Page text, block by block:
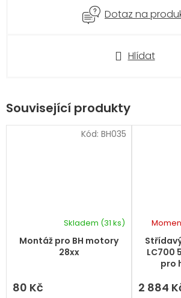
Hlídat
Dotaz na
Související produkty
Montáž pro BH motory
28xx
Skladem (31 ks)
80 Kč
Kód: BH035
LC700
pro
2 884